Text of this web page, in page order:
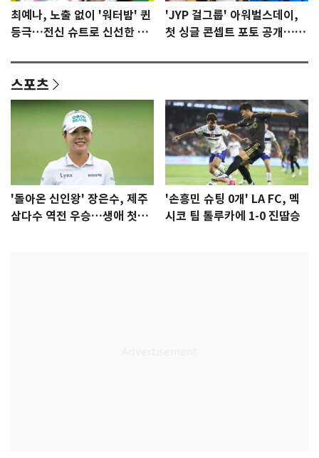
최예나, 노출 없이 '워터밤' 퀸
등극…전신 슈트로 신선한 충
'JYP 걸그룹' 아워벌스데이,
첫 싱글 콘셉트 포토 공개…청
스포츠
'돌아온 신인왕' 장은수, 제주
삼다수 역전 우승…생애 첫승
'손흥민 슈팅 0개' LA FC, 멕
시코 팀 톨루카에 1-0 진땀승